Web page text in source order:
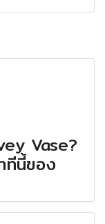
Vase?
ทีนี้ของ